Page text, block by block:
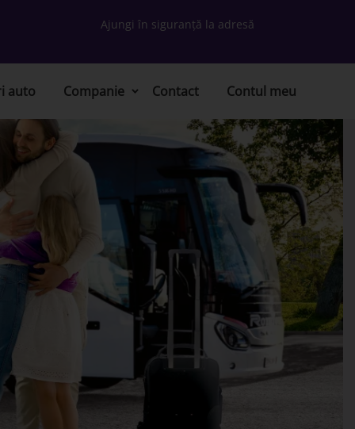
Ajungi în siguranță la adresă
auto Companie Contact Contul meu